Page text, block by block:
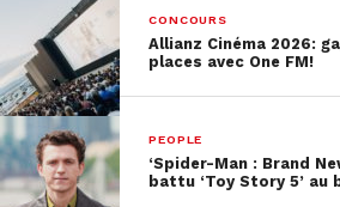
CONCOURS
Allianz Cinéma 2026:
places avec One FM!
PEOPLE
‘Spider-Man : Brand
battu ‘Toy Story 5’ au